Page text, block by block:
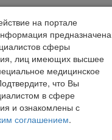
на портале
предназначена
сферы
лиц имеющих высшее
медицинское
что Вы
в сфере
и ознакомлены с
соглашением.